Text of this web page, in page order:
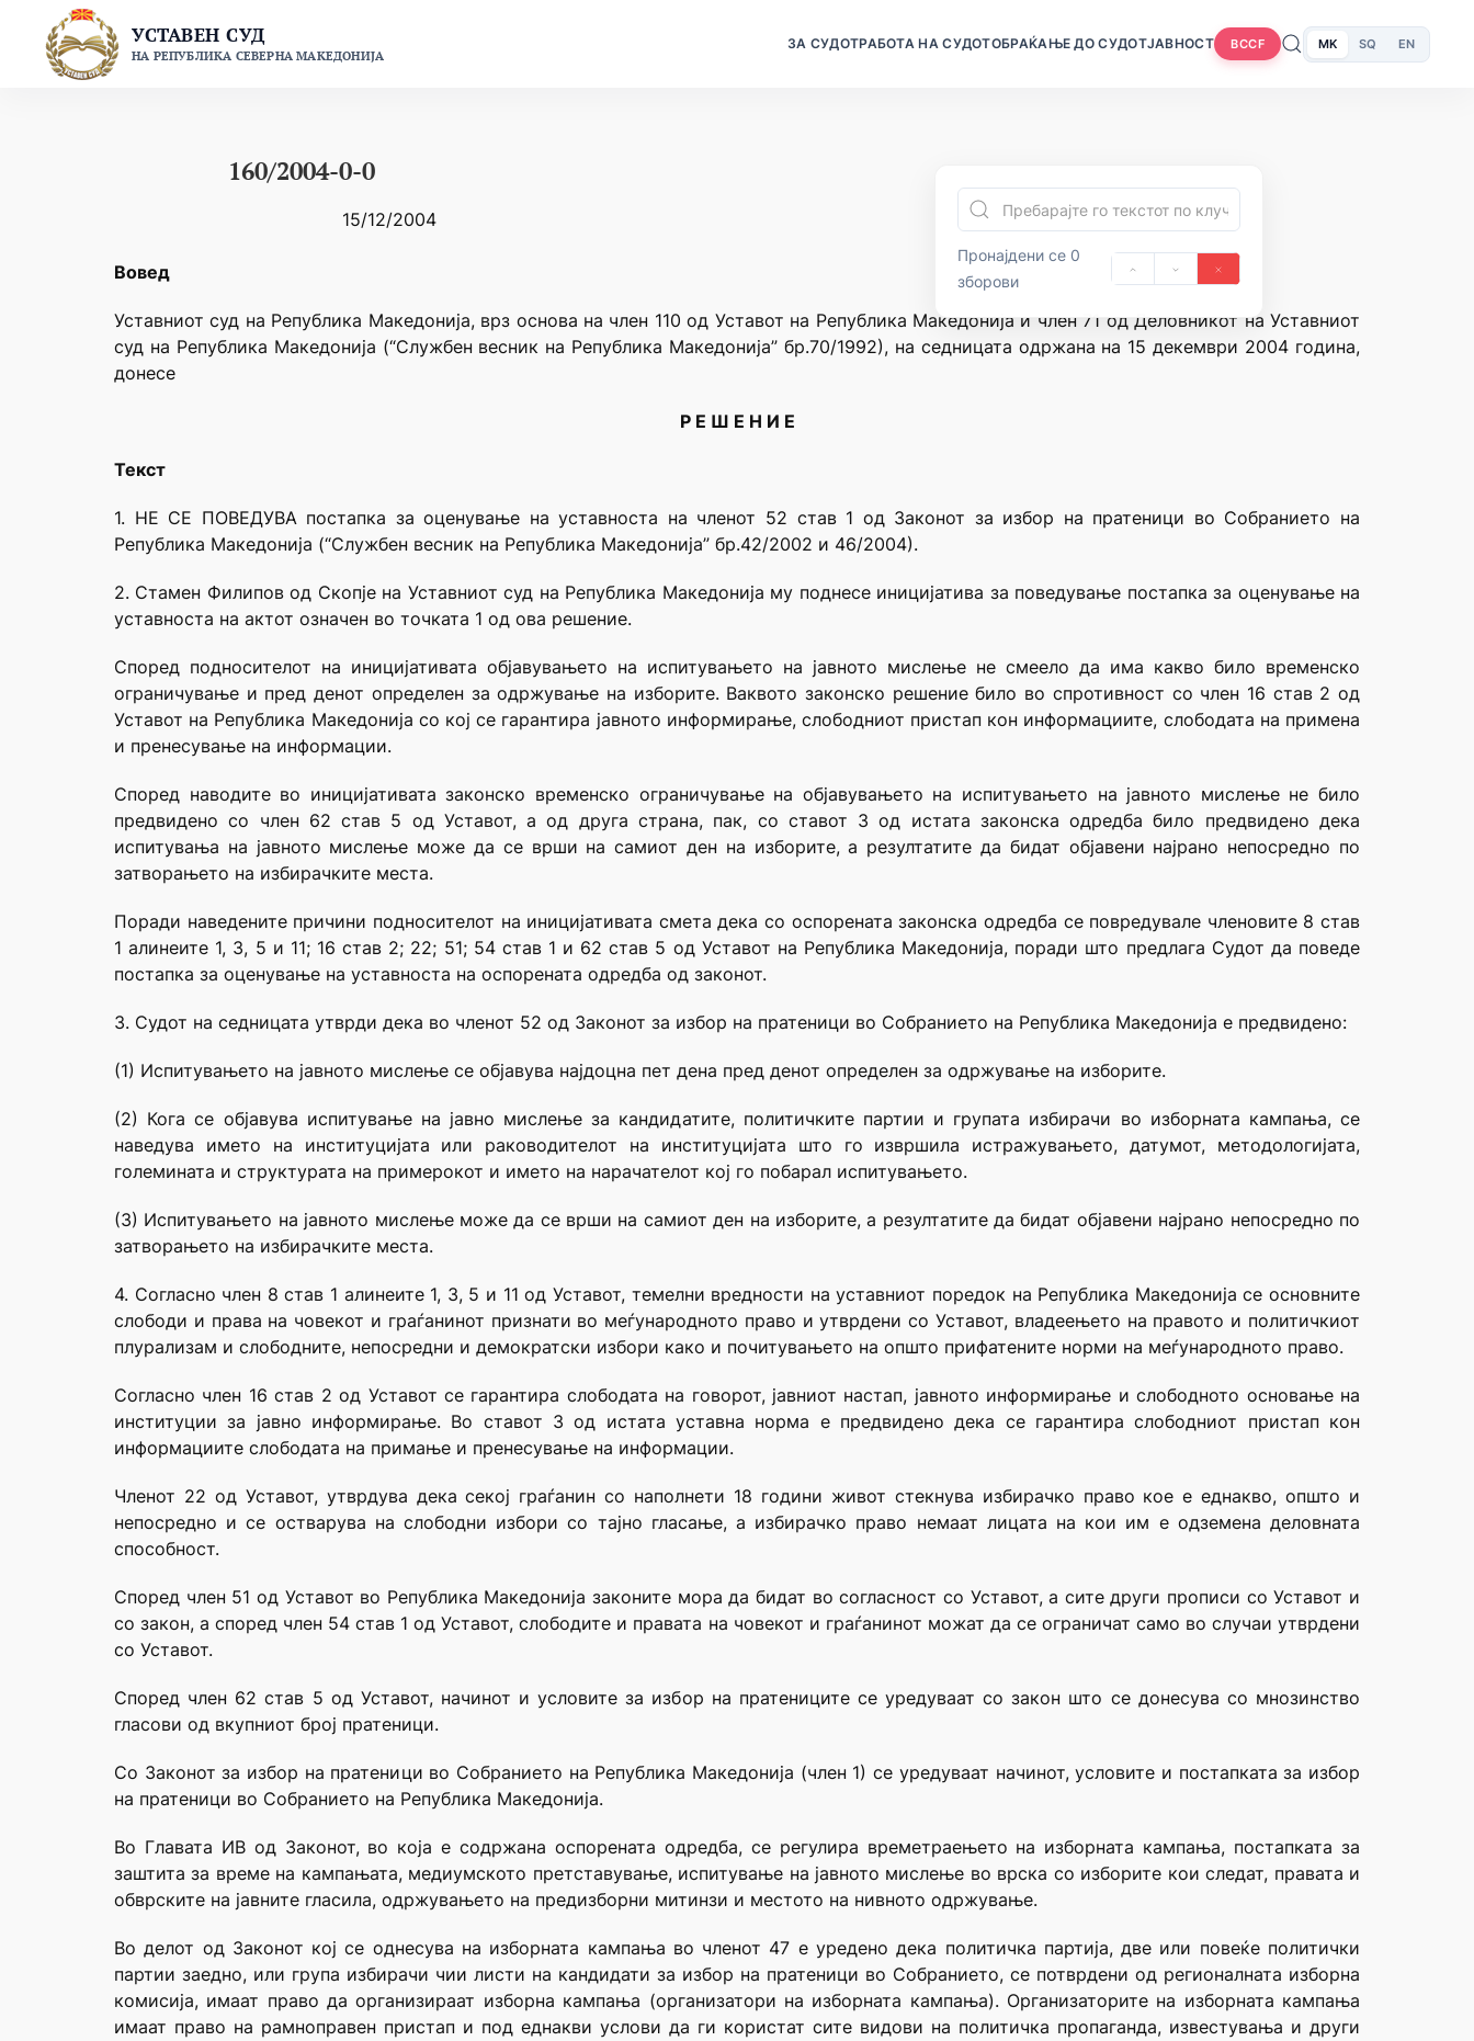
content
УСТАВЕН СУД
НА РЕПУБЛИКА СЕВЕРНА МАКЕДОНИЈА
ЗА СУДОТРАБОТА НА СУДОТОБРАЌАЊЕ ДО СУДОТЈАВНОСТ BCCF MK SQ EN
160/2004-0-0
15/12/2004
Пронајдени се 0
зборови
Вовед
Уставниот суд на Република Македонија, врз основа на член 110 од Уставот на Република Македонија и член 71 од Деловникот на Уставниот
суд на Република Македонија (“Службен весник на Република Македонија” бр.70/1992), на седницата одржана на 15 декември 2004 година,
донесе
Р Е Ш Е Н И Е
Текст
1. НЕ СЕ ПОВЕДУВА постапка за оценување на уставноста на членот 52 став 1 од Законот за избор на пратеници во Собранието на
Република Македонија (“Службен весник на Република Македонија” бр.42/2002 и 46/2004).
2. Стамен Филипов од Скопје на Уставниот суд на Република Македонија му поднесе иницијатива за поведување постапка за оценување на
уставноста на актот означен во точката 1 од ова решение.
Според подносителот на иницијативата објавувањето на испитувањето на јавното мислење не смеело да има какво било временско
ограничување и пред денот определен за одржување на изборите. Ваквото законско решение било во спротивност со член 16 став 2 од
Уставот на Република Македонија со кој се гарантира јавното информирање, слободниот пристап кон информациите, слободата на примена
и пренесување на информации.
Според наводите во иницијативата законско временско ограничување на објавувањето на испитувањето на јавното мислење не било
предвидено со член 62 став 5 од Уставот, а од друга страна, пак, со ставот 3 од истата законска одредба било предвидено дека
испитувања на јавното мислење може да се врши на самиот ден на изборите, а резултатите да бидат објавени најрано непосредно по
затворањето на избирачките места.
Поради наведените причини подносителот на иницијативата смета дека со оспорената законска одредба се повредувале членовите 8 став
1 алинеите 1, 3, 5 и 11; 16 став 2; 22; 51; 54 став 1 и 62 став 5 од Уставот на Република Македонија, поради што предлага Судот да поведе
постапка за оценување на уставноста на оспорената одредба од законот.
3. Судот на седницата утврди дека во членот 52 од Законот за избор на пратеници во Собранието на Република Македонија е предвидено:
(1) Испитувањето на јавното мислење се објавува најдоцна пет дена пред денот определен за одржување на изборите.
(2) Кога се објавува испитување на јавно мислење за кандидатите, политичките партии и групата избирачи во изборната кампања, се
наведува името на институцијата или раководителот на институцијата што го извршила истражувањето, датумот, методологијата,
големината и структурата на примерокот и името на нарачателот кој го побарал испитувањето.
(3) Испитувањето на јавното мислење може да се врши на самиот ден на изборите, а резултатите да бидат објавени најрано непосредно по
затворањето на избирачките места.
4. Согласно член 8 став 1 алинеите 1, 3, 5 и 11 од Уставот, темелни вредности на уставниот поредок на Република Македонија се основните
слободи и права на човекот и граѓанинот признати во меѓународното право и утврдени со Уставот, владеењето на правото и политичкиот
плурализам и слободните, непосредни и демократски избори како и почитувањето на општо прифатените норми на меѓународното право.
Согласно член 16 став 2 од Уставот се гарантира слободата на говорот, јавниот настап, јавното информирање и слободното основање на
институции за јавно информирање. Во ставот 3 од истата уставна норма е предвидено дека се гарантира слободниот пристап кон
информациите слободата на примање и пренесување на информации.
Членот 22 од Уставот, утврдува дека секој граѓанин со наполнети 18 години живот стекнува избирачко право кое е еднакво, општо и
непосредно и се остварува на слободни избори со тајно гласање, а избирачко право немаат лицата на кои им е одземена деловната
способност.
Според член 51 од Уставот во Република Македонија законите мора да бидат во согласност со Уставот, а сите други прописи со Уставот и
со закон, а според член 54 став 1 од Уставот, слободите и правата на човекот и граѓанинот можат да се ограничат само во случаи утврдени
со Уставот.
Според член 62 став 5 од Уставот, начинот и условите за избор на пратениците се уредуваат со закон што се донесува со мнозинство
гласови од вкупниот број пратеници.
Со Законот за избор на пратеници во Собранието на Република Македонија (член 1) се уредуваат начинот, условите и постапката за избор
на пратеници во Собранието на Република Македонија.
Во Главата ИВ од Законот, во која е содржана оспорената одредба, се регулира времетраењето на изборната кампања, постапката за
заштита за време на кампањата, медиумското претставување, испитување на јавното мислење во врска со изборите кои следат, правата и
обврските на јавните гласила, одржувањето на предизборни митинзи и местото на нивното одржување.
Во делот од Законот кој се однесува на изборната кампања во членот 47 е уредено дека политичка партија, две или повеќе политички
партии заедно, или група избирачи чии листи на кандидати за избор на пратеници во Собранието, се потврдени од регионалната изборна
комисија, имаат право да организираат изборна кампања (организатори на изборната кампања). Организаторите на изборната кампања
имаат право на рамноправен пристап и под еднакви услови да ги користат сите видови на политичка пропаганда, известувања и други